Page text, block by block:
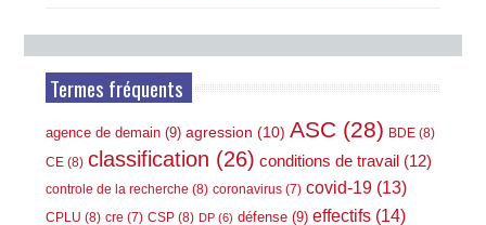
Termes fréquents
agence de demain (9) agression (10) ASC (28) BDE (8)
CE (8) classification (26) conditions de travail (12)
controle de la recherche (8) coronavirus (7) covid-19 (13)
CPLU (8) cre (7) CSP (8) DP (6) défense (9) effectifs (14)